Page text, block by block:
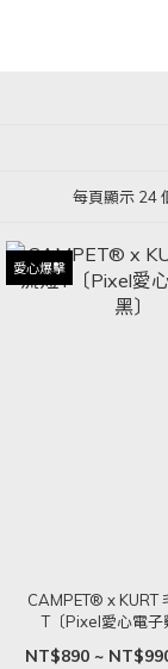
每頁顯示 24
愛心爆擊
CAMPET® x KURT
T〔Pixel愛心電子
NT$890 ~